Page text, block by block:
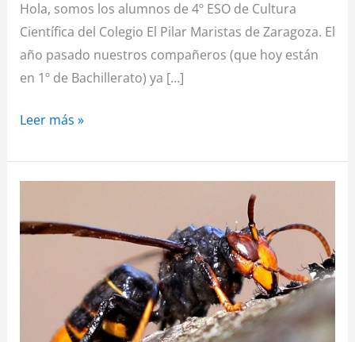
Hola, somos los alumnos de 4º ESO de Cultura
Científica del Colegio El Pilar Maristas de Zaragoza. El
año pasado nuestros compañeros (que hoy están
en 1º de Bachillerato) ya […]
Leer más »
avispa